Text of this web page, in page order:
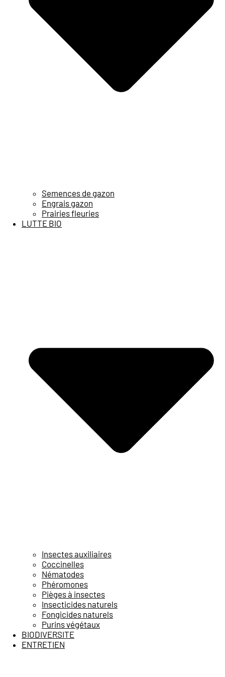
Semences de gazon
Engrais gazon
Prairies fleuries
LUTTE BIO
Insectes auxiliaires
Coccinelles
Nématodes
Phéromones
Pièges à insectes
Insecticides naturels
Fongicides naturels
Purins végétaux
BIODIVERSITE
ENTRETIEN